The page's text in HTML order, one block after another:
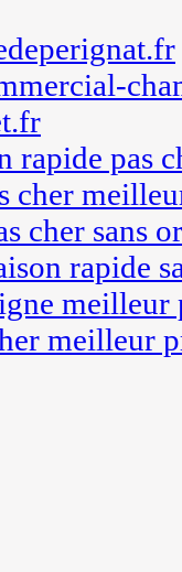
rapide pas
cher
cher sans
rapide
meilleur
meilleur